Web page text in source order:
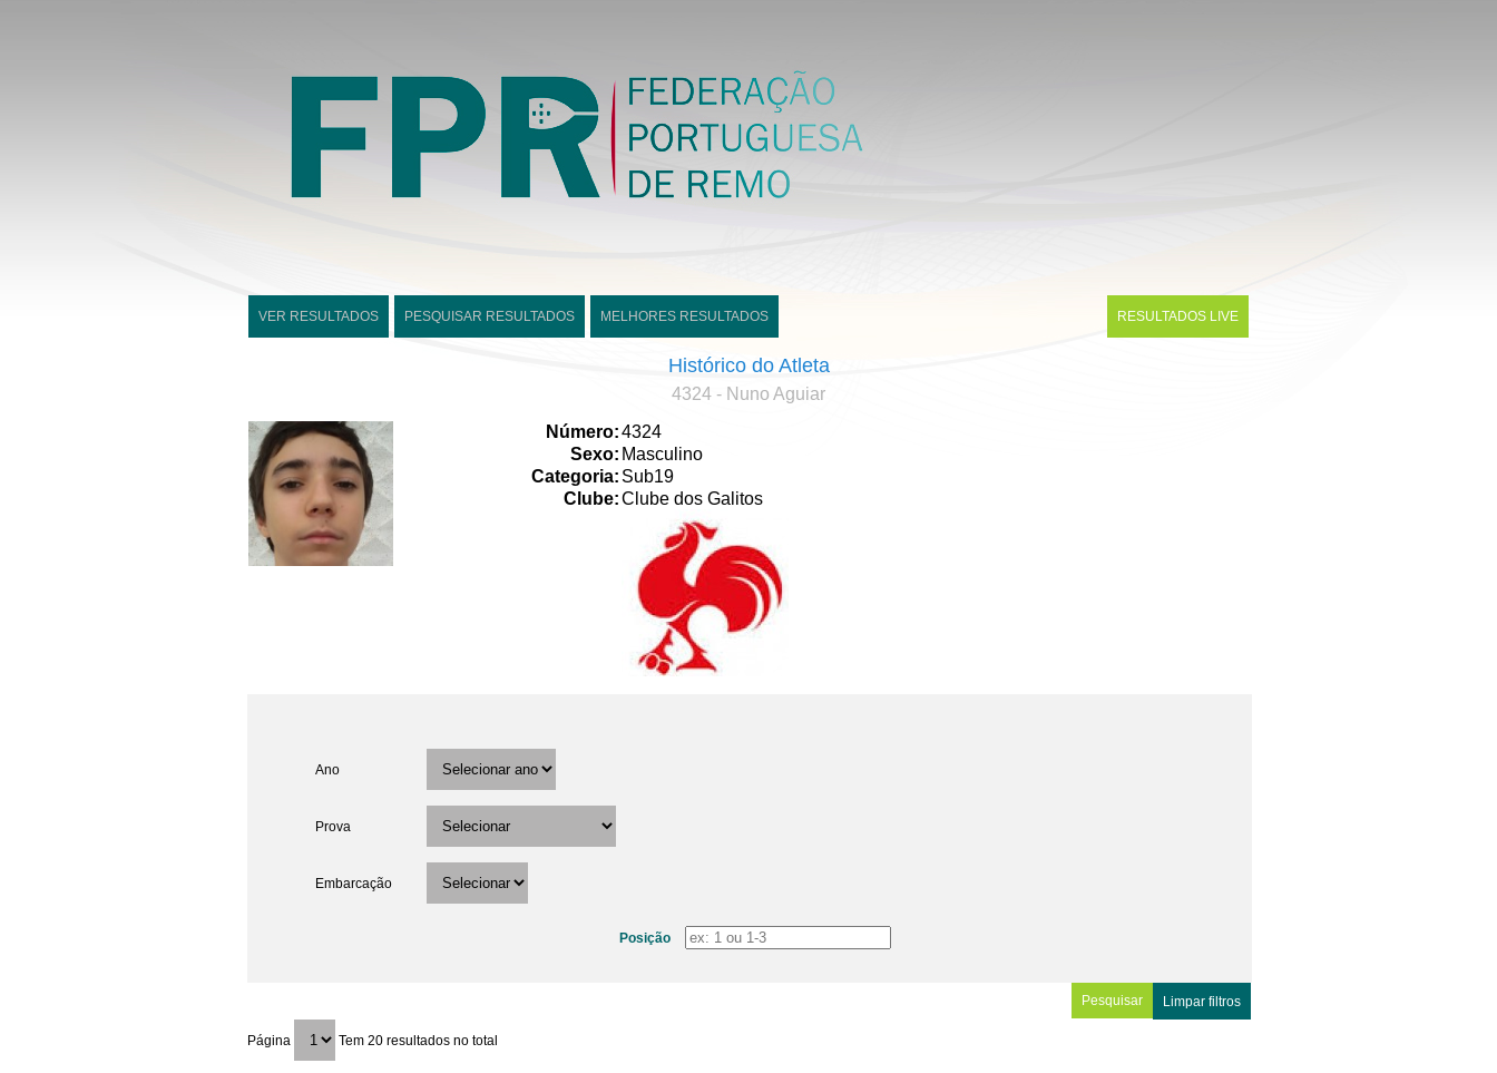
VER RESULTADOS PESQUISAR RESULTADOS MELHORES RESULTADOS RESULTADOS LIVE
Histórico do Atleta
4324 - Nuno Aguiar
Número:4324
Sexo: Masculino
Categoria: Sub19
Clube:Clube dos Galitos
Ano
Prova
Embarcação
Posição
Limpar filtros
Página Tem 20 resultados no total